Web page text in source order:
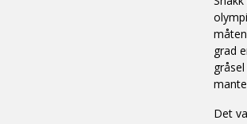
grad
Det